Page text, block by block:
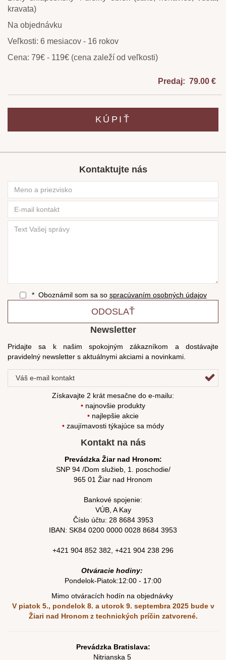
kravata)
Na objednávku
Veľkosti: 6 mesiacov - 16 rokov
Cena: 79€ - 119€ (cena zaleží od veľkosti)
Predaj: 79.00 €
KÚPIŤ
Kontaktujte nás
* Oboznámil som sa so spracúvaním osobných údajov
ODOSLAŤ
Newsletter
Pridajte sa k našim spokojným zákazníkom a dostávajte
pravidelný newsletter s aktuálnymi akciami a novinkami.
Získavajte 2 krát mesačne do e-mailu:
• najnovšie produkty
• najlepšie akcie
• zaujímavosti týkajúce sa módy
Kontakt na nás
Prevádzka Žiar nad Hronom:
SNP 94 /Dom služieb, 1. poschodie/
965 01 Žiar nad Hronom
Bankové spojenie:
VÚB, A Kay
Číslo účtu: 28 8684 3953
IBAN: SK84 0200 0000 0028 8684 3953
+421 904 852 382 +421 904 238 296
Otváracie hodiny:
Pondelok-Piatok:12:00 - 17:00
Mimo otváracích hodín na objednávky
V piatok 5., pondelok 8. a utorok 9. septembra 2025 bude v
Žiari nad Hronom z technických príčin zatvorené.
Prevádzka Bratislava:
Nitrianska 5